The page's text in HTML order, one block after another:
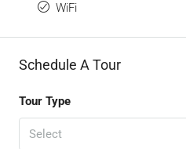
WiFi
Schedule A Tour
Tour Type
Select